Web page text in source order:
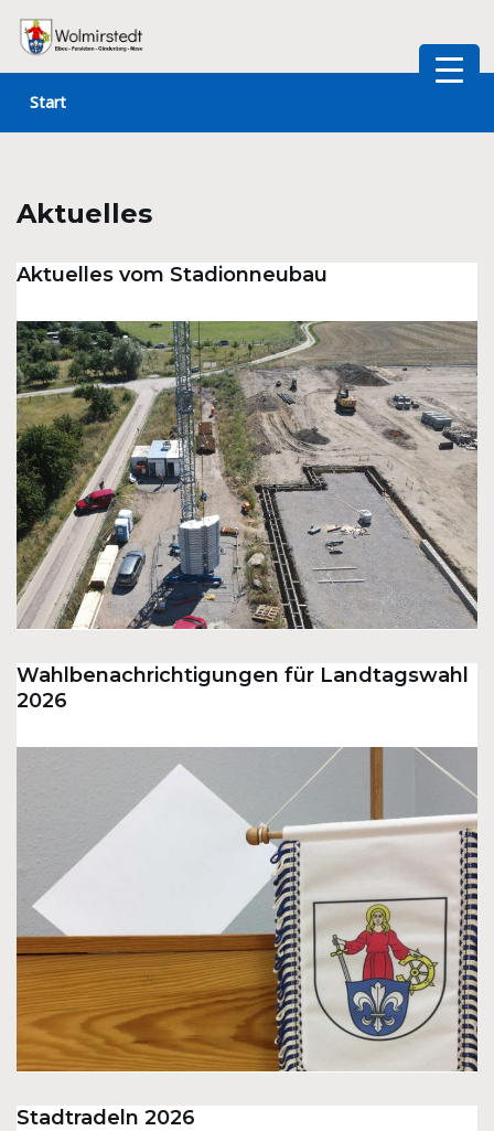
Zum
springen
Start
Aktuelles
Aktuelles vom Stadionneubau
Wahlbenachrichtigungen für Landtagswahl
2026
Stadtradeln 2026